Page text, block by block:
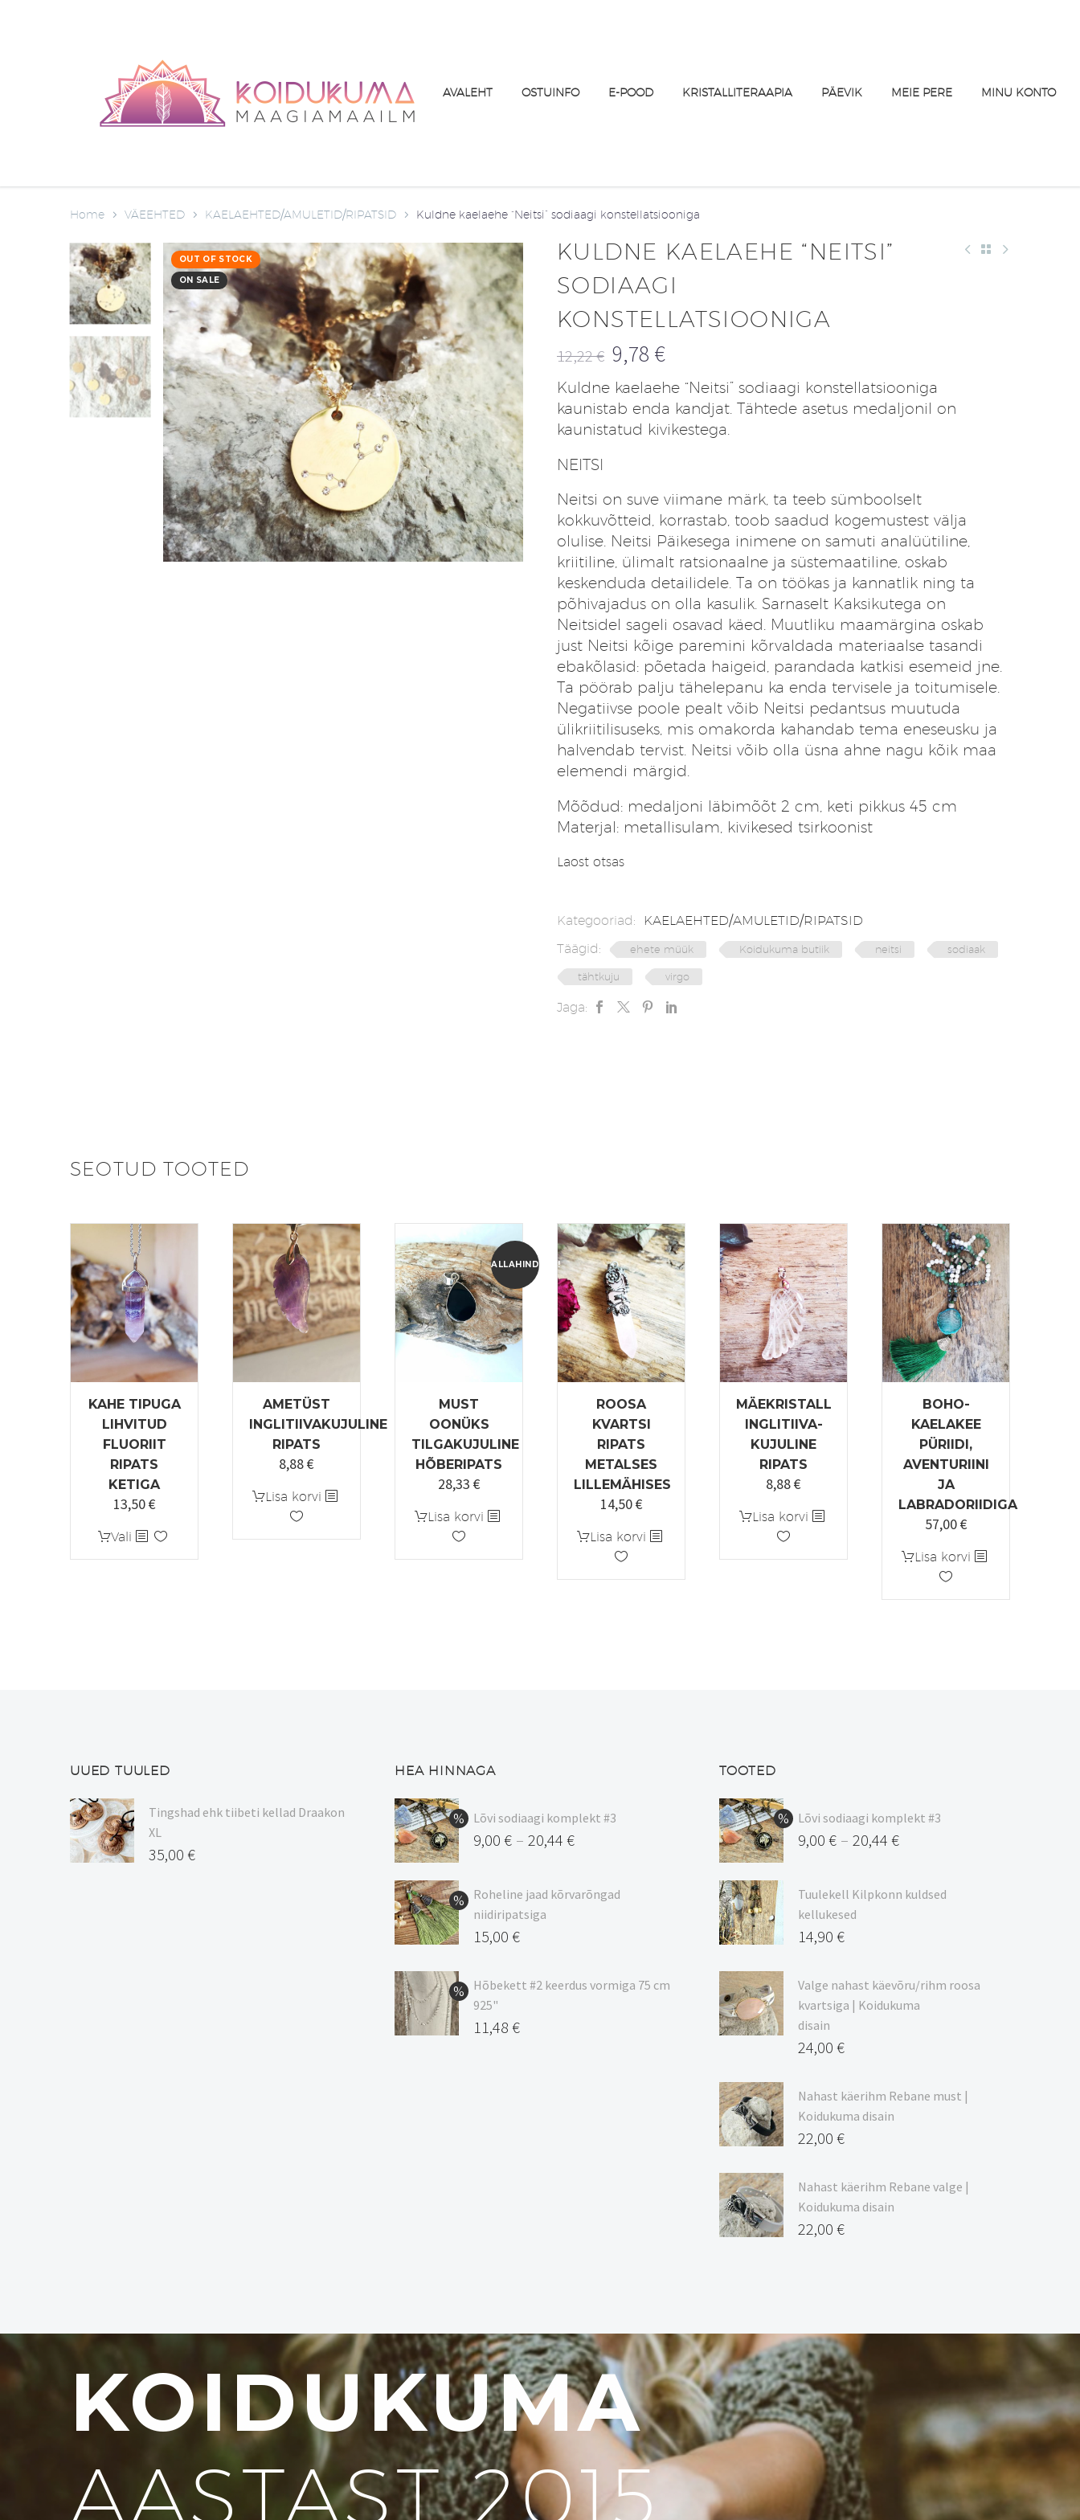
AVALEHT OSTUINFO E-POOD KRISTALLITERAAPIA PÄEVIK MEIE PERE MINU KONTO
Home VÄEEHTED KAELAEHTED/AMULETID/RIPATSID Kuldne kaelaehe “Neitsi” sodiaagi konstellatsiooniga
OUT OF STOCK
ON SALE
KULDNE KAELAEHE “NEITSI”
SODIAAGI
KONSTELLATSIOONIGA
12,22€
Algne
hind
oli:
12,22 €.
9,78 €
Praegune
hind
on:
9,78 €.
Kuldne kaelaehe “Neitsi” sodiaagi konstellatsiooniga
kaunistab enda kandjat. Tähtede asetus medaljonil on
kaunistatud kivikestega.
NEITSI
Neitsi on suve viimane märk, ta teeb sümboolselt
kokkuvõtteid, korrastab, toob saadud kogemustest välja
olulise. Neitsi Päikesega inimene on samuti analüütiline,
kriitiline, ülimalt ratsionaalne ja süstemaatiline, oskab
keskenduda detailidele. Ta on töökas ja kannatlik ning ta
põhivajadus on olla kasulik. Sarnaselt Kaksikutega on
Neitsidel sageli osavad käed. Muutliku maamärgina oskab
just Neitsi kõige paremini kõrvaldada materiaalse tasandi
ebakõlasid: põetada haigeid, parandada katkisi esemeid jne.
Ta pöörab palju tähelepanu ka enda tervisele ja toitumisele.
Negatiivse poole pealt võib Neitsi pedantsus muutuda
ülikriitilisuseks, mis omakorda kahandab tema eneseusku ja
halvendab tervist. Neitsi võib olla üsna ahne nagu kõik maa
elemendi märgid.
Mõõdud: medaljoni läbimõõt 2 cm, keti pikkus 45 cm
Materjal: metallisulam, kivikesed tsirkoonist
Laost otsas
Kategooriad:
KAELAEHTED/AMULETID/RIPATSID
Täägid:
ehete müük Koidukuma butiik neitsi sodiaak
tähtkuju virgo
Jaga:
SEOTUD TOOTED
KAHE TIPUGA
LIHVITUD
FLUORIIT
RIPATS
KETIGA
13,50€
Vali Sellel
tootel
AMETÜST
INGLITIIVAKUJULINE
RIPATS
8,88€
Lisa korvi
ALLAHINDLUS!
MUST
OONÜKS
TILGAKUJULINE
HÕBERIPATS
Algne
oli:
33,33 €.
28,33 €Praegune
on:
Lisa korvi
ROOSA
KVARTSI
RIPATS
METALSES
LILLEMÄHISES
14,50€
Lisa korvi
MÄEKRISTALL
INGLITIIVA-
KUJULINE
RIPATS
8,88€
Lisa korvi
BOHO-
KAELAKEE
PÜRIIDI,
AVENTURIINI
JA
LABRADORIIDIGA
57,00€
Lisa korvi
UUED TUULED
Tingshad ehk tiibeti kellad Draakon
XL
35,00 €
HEA HINNAGA
Lõvi sodiaagi komplekt #3
9,00 € – 20,44 €
9,00 €
kuni
20,44 €
Roheline jaad kõrvarõngad
niidiripatsiga
Algne
oli:
17,00 €.
15,00 €
hind
on:
15,00 €.
Hõbekett #2 keerdus vormiga 75 cm
925"
Algne
11,48 €
TOOTED
Lõvi sodiaagi komplekt #3
9,00 € – 20,44 €
9,00 €
kuni
20,44 €
Tuulekell Kilpkonn kuldsed
kellukesed
14,90 €
Valge nahast käevõru/rihm roosa
kvartsiga | Koidukuma
disain
24,00 €
Nahast käerihm Rebane must |
Koidukuma disain
22,00 €
Nahast käerihm Rebane valge |
Koidukuma disain
22,00 €
KOIDUKUMA
AASTAST 2015